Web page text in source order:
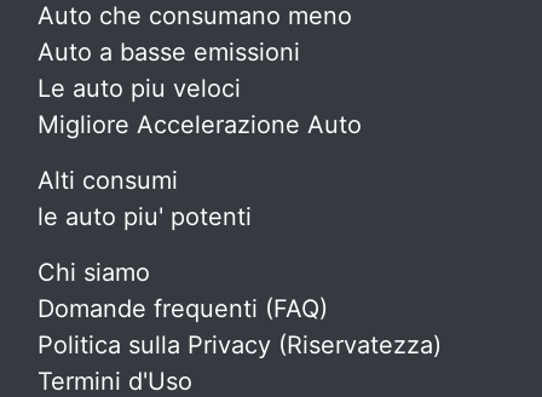
Auto che consumano meno
Auto a basse emissioni
Le auto piu veloci
Migliore Accelerazione Auto
Alti consumi
le auto piu' potenti
Chi siamo
Domande frequenti (FAQ)
Politica sulla Privacy (Riservatezza)
Termini d'Uso